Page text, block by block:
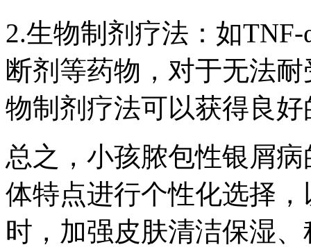
2.生物制剂疗法：如
断剂等药物，对于无法
物制剂疗法可以获得良
总之，小孩脓包性银屑
体特点进行个性化选择
时，加强皮肤清洁保湿